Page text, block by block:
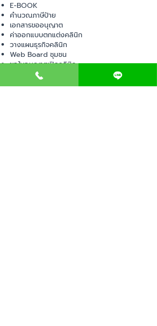
E-BOOK
คำนวณภาษีป้าย
เอกสารขออนุญาต
ค่าออกแบบตกแต่งคลินิก
วางแผนธุรกิจคลินิก
Web Board ชุมชน
ขอใบอนุญาตเปิดคลินิก
ภาษีธุรกิจคลินิก
ตรวจสอบรายชื่อแพทย์